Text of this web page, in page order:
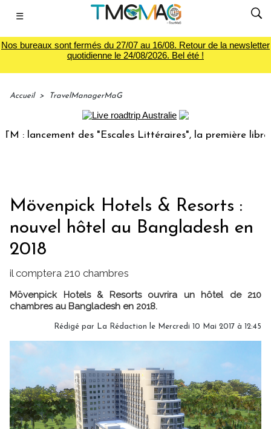
☰
Nos bureaux sont fermés du 27/07 au 16/08. Retour de la newsletter
quotidienne le 24/08/2026. Bel été !
Accueil > TravelManagerMaG
lancement des "Escales Littéraires", la première librairie
Mövenpick Hotels & Resorts :
nouvel hôtel au Bangladesh en
2018
il comptera 210 chambres
Mövenpick Hotels & Resorts ouvrira un hôtel de 210
chambres au Bangladesh en 2018.
Rédigé par La Rédaction le Mercredi 10 Mai 2017 à 12:45